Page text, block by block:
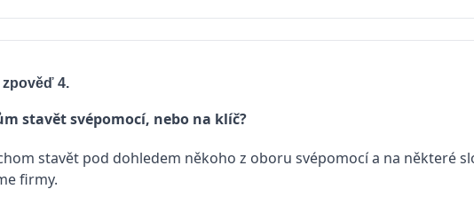
4.
stavět svépomocí, nebo na klíč?
stavět pod dohledem někoho z oboru svépomocí a na některé
firmy.